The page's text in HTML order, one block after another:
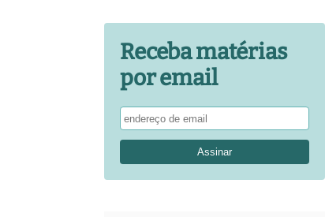
Receba matérias
por email